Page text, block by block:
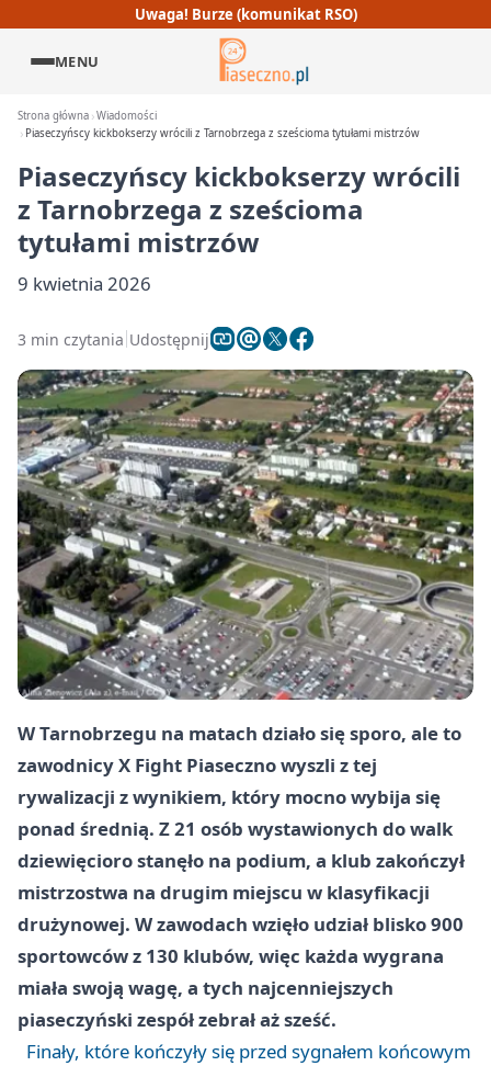
Uwaga! Burze (komunikat RSO)
MENU
Strona główna Wiadomości
Piaseczyńscy kickbokserzy wrócili z Tarnobrzega z sześcioma tytułami mistrzów
Piaseczyńscy kickbokserzy wrócili
z Tarnobrzega z sześcioma
tytułami mistrzów
9 kwietnia 2026
3 min czytania Udostępnij
W Tarnobrzegu na matach działo się sporo, ale to
zawodnicy X Fight Piaseczno wyszli z tej
rywalizacji z wynikiem, który mocno wybija się
ponad średnią. Z 21 osób wystawionych do walk
dziewięcioro stanęło na podium, a klub zakończył
mistrzostwa na drugim miejscu w klasyfikacji
drużynowej. W zawodach wzięło udział blisko 900
sportowców z 130 klubów, więc każda wygrana
miała swoją wagę, a tych najcenniejszych
piaseczyński zespół zebrał aż sześć.
Finały, które kończyły się przed sygnałem końcowym